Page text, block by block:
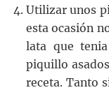
Utilizar unos
esta ocasión
lata que
piquillo
receta. Tanto